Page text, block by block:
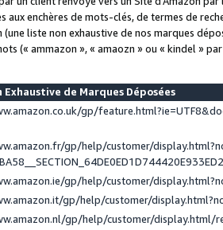
aux enchères de mots-clés, de termes de
(une liste non exhaustive de nos marques
(« ammazon », « amaozn » ou « kindel »
Exhaustive de Marques Déposées
gp/
gp/help/customer/
gp/help/customer/
gp/help/customer/
gp/help/customer/display.html/